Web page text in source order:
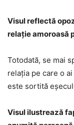
Visul reflectă
relație amoroasă
Totodată, se mai
relația pe care o
este sortită
Visul ilustrează